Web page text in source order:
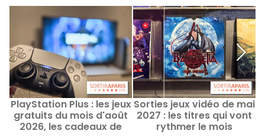
PlayStation Plus : les jeux
gratuits du mois d'août
2026, les cadeaux de
Sorties jeux vidéo de mai
2027 : les titres qui vont
rythmer le mois